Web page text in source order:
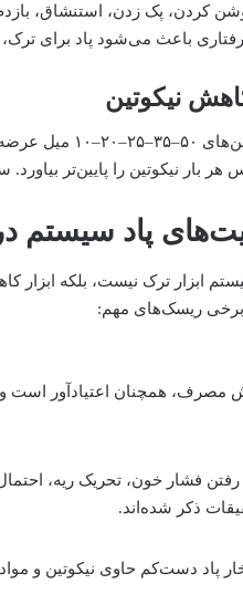
کردن، پک زدن، استنشاق،
باعث می‌شود پاد برای ترک،
نیکوتین
نیکوتین را پایین‌تر بیاورد.
پاد سیستم
ابزار ترک نیست، بلکه
برخی ریسک‌های مهم:
مصرف، همچنان اعتیادآور است
رفتن فشار خون، تحریک ریه،
ذکر شده‌اند.
پاد دست‌کم حاوی نیکوتین و